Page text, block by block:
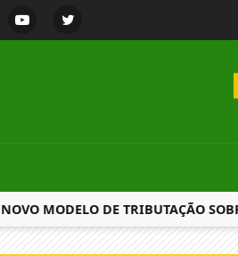
MODELO DE TRIBUTAÇÃO